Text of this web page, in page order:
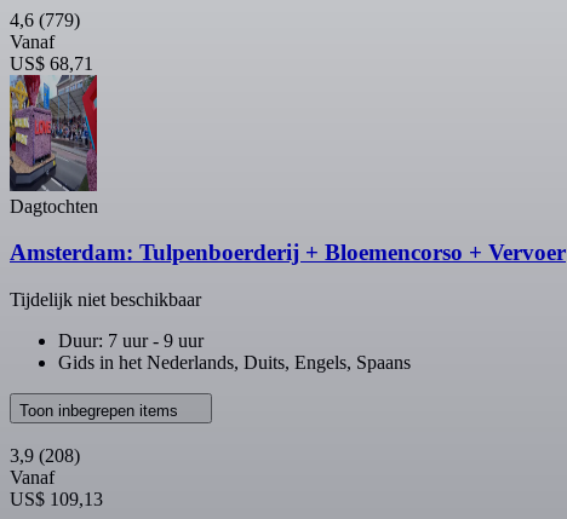
4,6 (779)
Vanaf
US$ 68,71
Dagtochten
Amsterdam: Tulpenboerderij + Bloemencorso + Vervoer
Tijdelijk niet beschikbaar
Duur: 7 uur - 9 uur
Gids in het Nederlands, Duits, Engels, Spaans
Toon inbegrepen items
3,9 (208)
Vanaf
US$ 109,13